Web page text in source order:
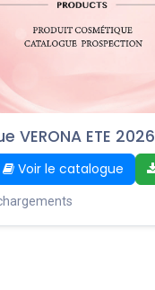
VERONA ETE 2026
Voir le catalogue